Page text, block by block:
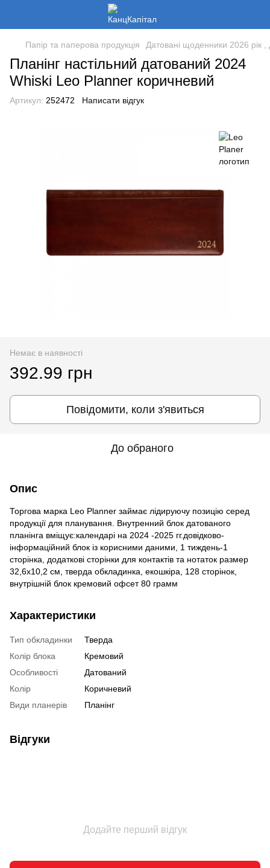
Папір та паперова продукція Датовані щоденники 2026 рік ,
Планінг настільний датований 2024
Whiski Leo Planner коричневий
Артикул: 252472 Написати відгук
Немає в наявності
392.99 грн
Повідомити, коли з'явиться
До обраного
Опис
Торгова марка Leo Planner займає лідируючу позицію серед
продукції для планування. Внутренний блок датованого
планінга вміщує:календарі на 2024 -2025 гг.довідково-
інформаційний блок із корисними даними, 1 тиждень-1
сторінка, додаткові сторінки для контактів та нотаток размер
32,6х10,2 см, тверда обкладинка, екошкіра, 128 сторінок,
внутрішній блок кремовий офсет 80 грамм
Характеристики
Тип обкладинки
Тверда
Колір блока
Кремовий
Особливості
Датований
Колір
Коричневий
Види планерів
Планінг
Відгуки
Додайте перший відгук